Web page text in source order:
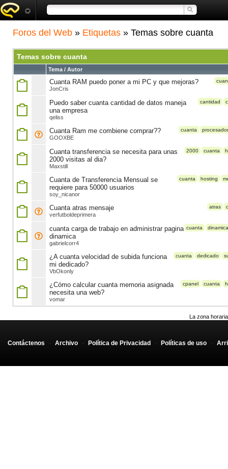
Foros del Web » Etiquetas » Temas sobre cuanta
Temas sobre cuanta
Tema / Autor
Cuanta RAM puedo poner a mi PC y que mejoras?
JonCris
cantidad
Puedo saber cuanta cantidad de datos maneja
una empresa
qeliss
cuanta procesador
Cuanta Ram me combiene comprar??
GOOXBE
2000 cuanta
Cuanta transferencia se necesita para unas
2000 visitas al dia?
Maxstill
cuanta hosting
Cuanta de Transferencia Mensual se
requiere para 50000 usuarios
soy_nicanor
atras
Cuanta atras mensaje
verfutboldeprimera
cuanta dinamica
cuanta carga de trabajo en administrar pagina
dinamica
gabrielcorr4
cuanta dedicado
¿A cuanta velocidad de subida funciona
mi dedicado?
VbOkonly
cpanel cuanta
¿Cómo calcular cuanta memoria asignada
necesita una web?
vomar
La zona
Contáctenos - Archivo - Política de Privacidad - Políticas de uso -